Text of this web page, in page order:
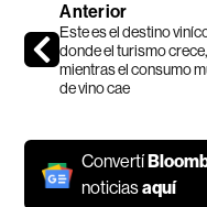
Anterior
Este es el destino
donde el turismo crece,
mientras el consumo
de vino cae
Convertí
noticiasaquí